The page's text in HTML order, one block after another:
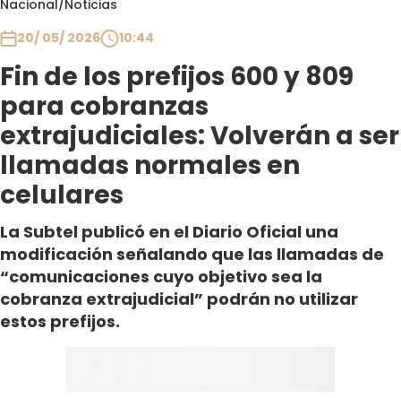
Nacional/Noticias
20/ 05/ 2026
10:44
Fin de los prefijos 600 y 809
para cobranzas
extrajudiciales: Volverán a ser
llamadas normales en
celulares
La Subtel publicó en el Diario Oficial una
modificación señalando que las llamadas de
“comunicaciones cuyo objetivo sea la
cobranza extrajudicial” podrán no utilizar
estos prefijos.
Club De La Comedia
Contigo en Directo
Plan Perfecto
El Tiempo
Sabingo
Todos Los Programas